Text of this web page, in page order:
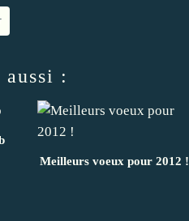
aussi :
Meilleurs voeux pour 2012 !